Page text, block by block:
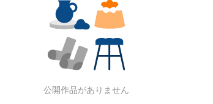
公開作品がありません